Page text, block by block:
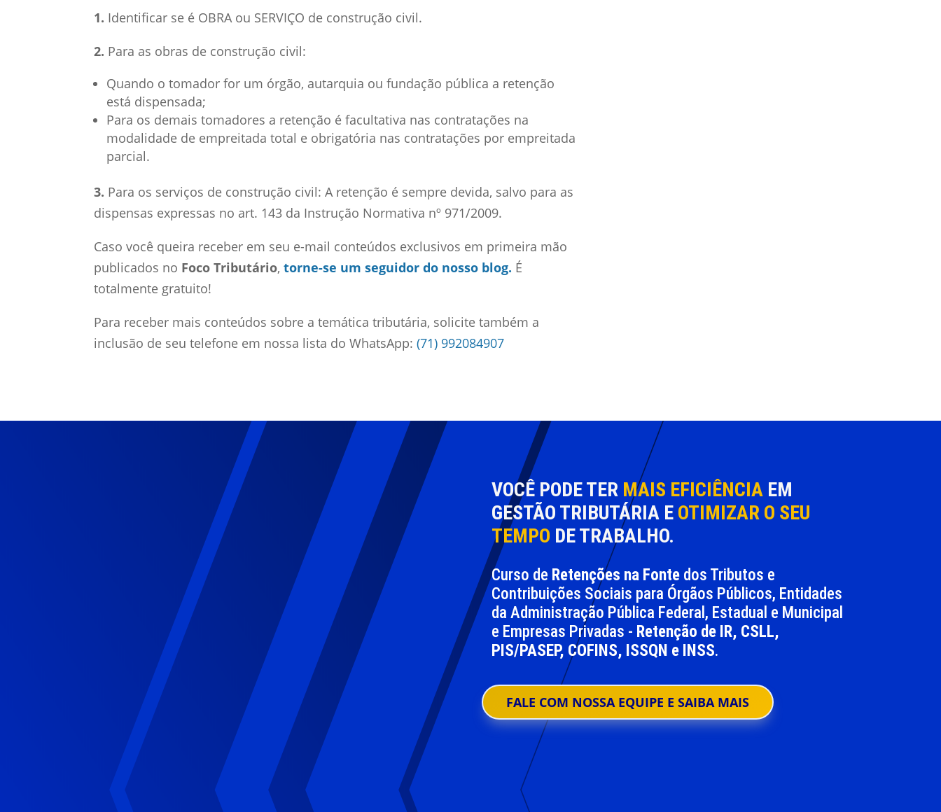
1. Identificar se é OBRA ou SERVIÇO de construção civil.
2. Para as obras de construção civil:
Quando o tomador for um órgão, autarquia ou fundação pública a retenção
está dispensada;
Para os demais tomadores a retenção é facultativa nas contratações na
modalidade de empreitada total e obrigatória nas contratações por empreitada
parcial.
3. Para os serviços de construção civil: A retenção é sempre devida, salvo para as
dispensas expressas no art. 143 da Instrução Normativa nº 971/2009.
Caso você queira receber em seu e-mail conteúdos exclusivos em primeira mão
publicados no Foco Tributário,torne-se um seguidor do nosso blog. É
totalmente gratuito!
Para receber mais conteúdos sobre a temática tributária, solicite também a
inclusão de seu telefone em nossa lista do WhatsApp:(71) 992084907
VOCÊ PODE TERMAIS EFICIÊNCIAEM
GESTÃO TRIBUTÁRIA E OTIMIZAR O SEU
TEMPO DE TRABALHO.
Curso de Retenções na Fontedos Tributos e
Contribuições Sociais para Órgãos Públicos, Entidades
da Administração Pública Federal, Estadual e Municipal
e Empresas Privadas - Retenção de IR, CSLL,
PIS/PASEP, COFINS, ISSQN e INSS.
FALE COM NOSSA EQUIPE E SAIBA MAIS